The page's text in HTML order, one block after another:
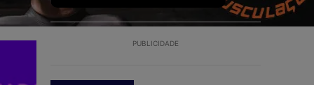
PUBLICIDADE